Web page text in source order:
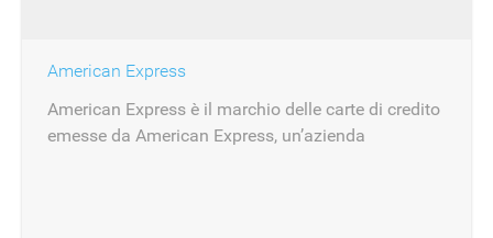
American Express
American Express è il marchio delle carte di credito
emesse da American Express, un’azienda